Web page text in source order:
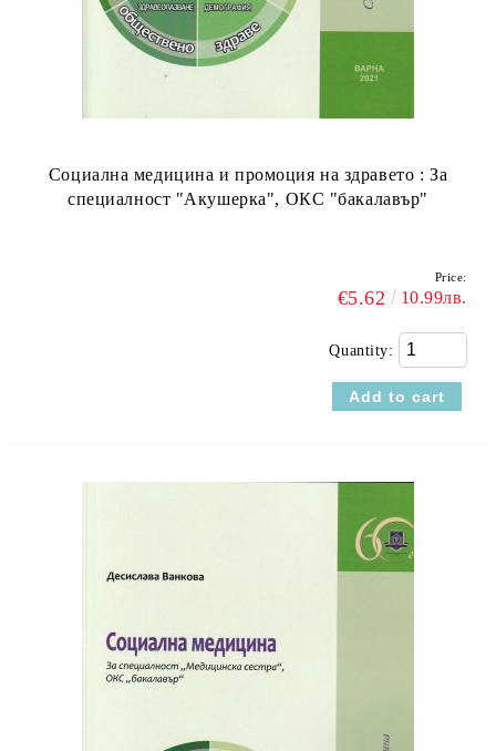
Социална медицина и промоция на здравето : За
специалност "Акушерка", ОКС "бакалавър"
Price:
€5.62 10.99лв.
Quantity: